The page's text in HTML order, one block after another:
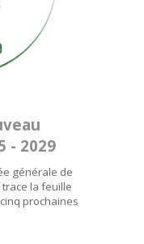
- 2029
générale de
la feuille
prochaines